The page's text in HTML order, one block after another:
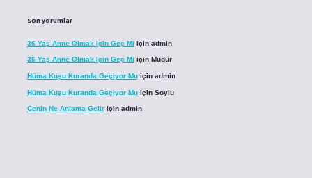
Son yorumlar
36 Yaş Anne Olmak Için Geç Mi için admin
36 Yaş Anne Olmak Için Geç Mi için Müdür
Hüma Kuşu Kuranda Geçiyor Muiçin admin
Hüma Kuşu Kuranda Geçiyor Muiçin Soylu
Cenin Ne Anlama Geliriçin admin